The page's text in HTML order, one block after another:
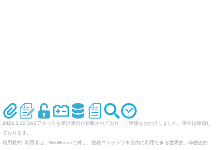
2023.3.12 DoSアタックを受け通信が遮断されており、ご迷惑をおかけしました。現在は復旧し
ております。
利用規約: 利用者は、WikiHouseに対し、投稿コンテンツを自由に利用できる世界的、非独占的、